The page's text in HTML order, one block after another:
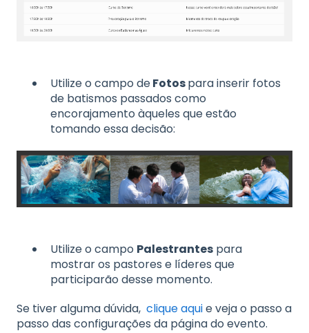
Utilize o campo deFotospara inserir fotos
de batismos passados como
encorajamento àqueles que estão
tomando essa decisão:​
Utilize o campo Palestrantes para
mostrar os pastores e líderes que
participarão desse momento.
Se tiver alguma dúvida, clique aquie veja o passo a
passo das configurações da página do evento.